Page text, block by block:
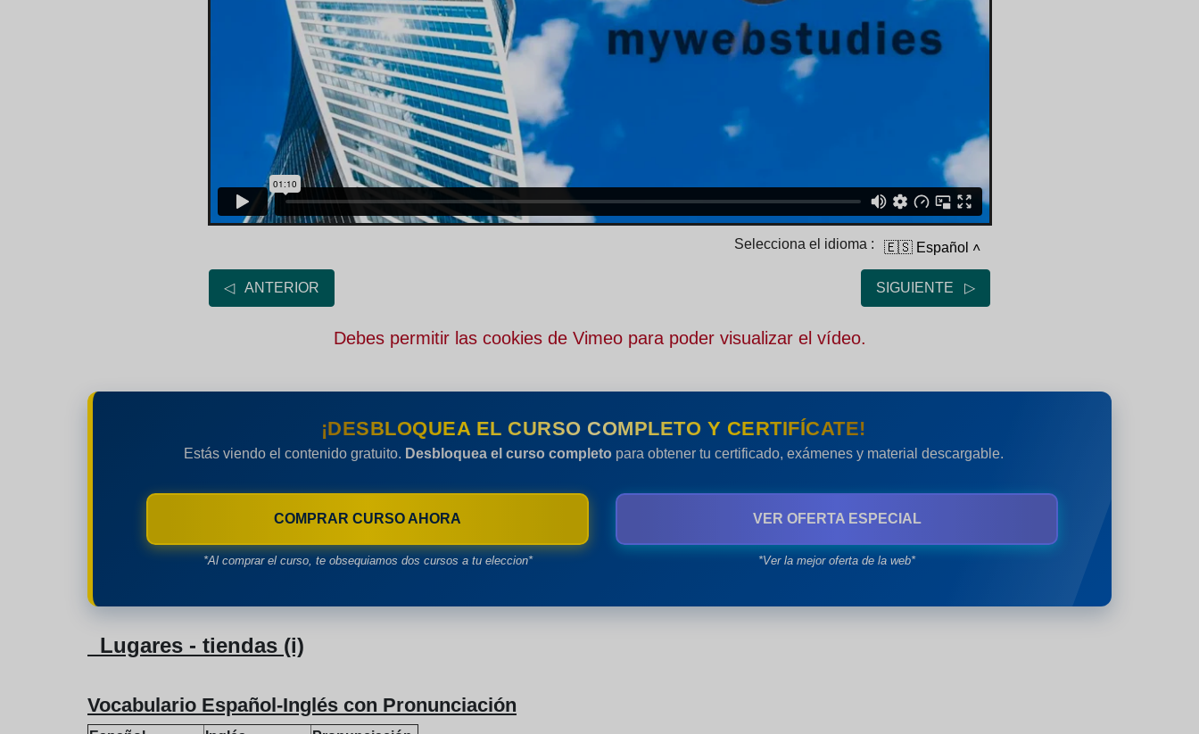
Selecciona el idioma : 🇪🇸 Español ˄
◁ ANTERIOR SIGUIENTE ▷
Debes permitir las cookies de Vimeo para poder visualizar el vídeo.
¡DESBLOQUEA EL CURSO COMPLETO Y CERTIFÍCATE!
Estás viendo el contenido gratuito. Desbloquea el curso completopara obtener tu certificado, exámenes y material descargable.
COMPRAR CURSO AHORA
*Al comprar el curso, te obsequiamos dos cursos a tu eleccion*
VER OFERTA ESPECIAL
*Ver la mejor oferta de la web*
Lugares - tiendas (i)
Vocabulario Español-Inglés con Pronunciación